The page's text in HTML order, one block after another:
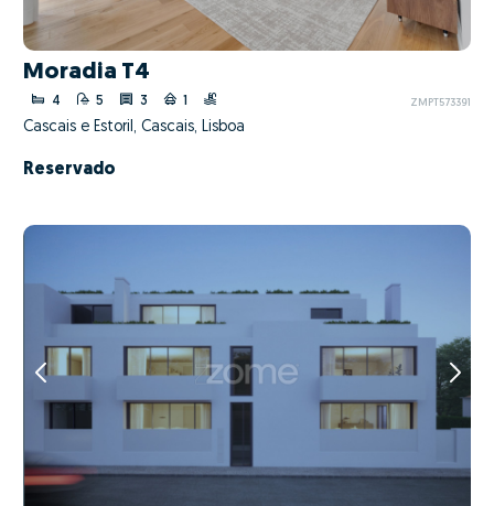
Moradia T4
4 5 3 ZMPT573391
Cascais e Estoril, Cascais, Lisboa
Reservado